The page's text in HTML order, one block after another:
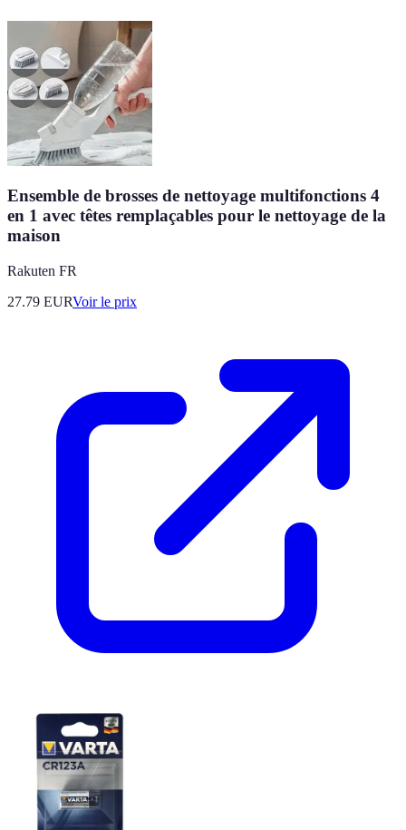
Ensemble de brosses de nettoyage multifonctions 4
en 1 avec têtes remplaçables pour le nettoyage de la
maison
Rakuten FR
27.79 EURVoir le prix